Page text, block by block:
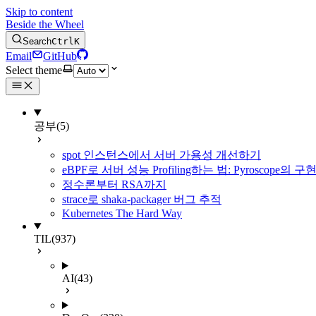
Skip to content
Beside the Wheel
SearchCtrlK
Email
GitHub
Select theme
공부(5)
spot 인스턴스에서 서버 가용성 개선하기
eBPF로 서버 성능 Profiling하는 법: Pyroscope의 구
정수론부터 RSA까지
strace로 shaka-packager 버그 추적
Kubernetes The Hard Way
TIL(937)
AI(43)